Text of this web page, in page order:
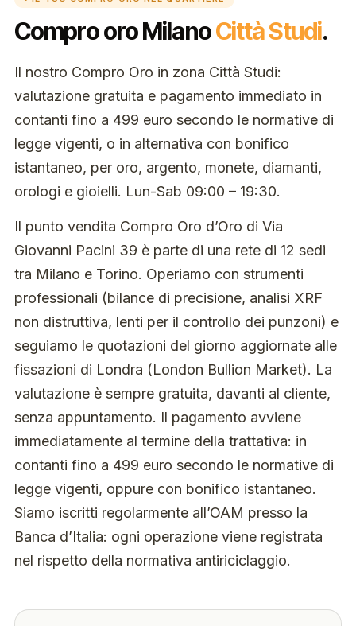
Compro oro MilanoCittà Studi.
Il nostro Compro Oro in zona Città Studi:
valutazione gratuita e pagamento immediato in
contanti fino a 499 euro secondo le normative di
legge vigenti, o in alternativa con bonifico
istantaneo, per oro, argento, monete, diamanti,
orologi e gioielli. Lun-Sab 09:00 – 19:30.
Il punto vendita Compro Oro d’Oro di Via
Giovanni Pacini 39 è parte di una rete di 12 sedi
tra Milano e Torino. Operiamo con strumenti
professionali (bilance di precisione, analisi XRF
non distruttiva, lenti per il controllo dei punzoni) e
seguiamo le quotazioni del giorno aggiornate alle
fissazioni di Londra (London Bullion Market). La
valutazione è sempre gratuita, davanti al cliente,
senza appuntamento. Il pagamento avviene
immediatamente al termine della trattativa: in
contanti fino a 499 euro secondo le normative di
legge vigenti, oppure con bonifico istantaneo.
Siamo iscritti regolarmente all’OAM presso la
Banca d’Italia: ogni operazione viene registrata
nel rispetto della normativa antiriciclaggio.